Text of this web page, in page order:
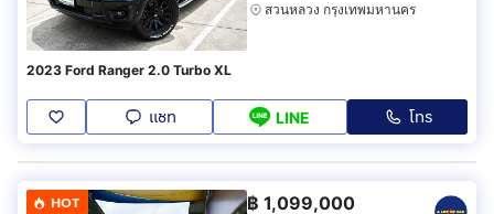
สวนหลวง กรุงเทพมหานคร
2023 Ford Ranger 2.0 Turbo XL
แชท LINE โทร
HOT ฿ 1,099,000